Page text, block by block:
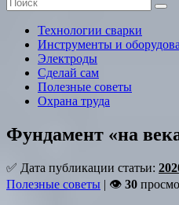
Технологии сварки
Инструменты и
Электроды
Сделай сам
Полезные советы
Охрана труда
Фундамент «на
✅ Дата публикации статьи:
Полезные советы | 👁 30